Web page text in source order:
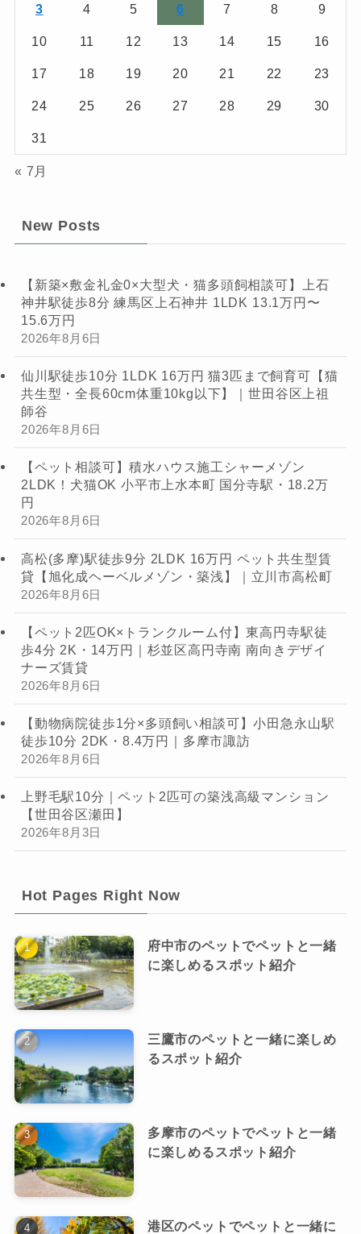
3 4 5 6 7 8 9
10 11 12 13 14 15 16
17 18 19 20 21 22 23
24 25 26 27 28 29 30
31
« 7月
New Posts
【新築×敷金礼金0×大型犬・猫多頭飼相談可】上石
神井駅徒歩8分 練馬区上石神井 1LDK 13.1万円〜
15.6万円
2026年8月6日
仙川駅徒歩10分 1LDK 16万円 猫3匹まで飼育可【猫
共生型・全長60cm体重10kg以下】｜世田谷区上祖
師谷
2026年8月6日
【ペット相談可】積水ハウス施工シャーメゾン
2LDK！犬猫OK 小平市上水本町 国分寺駅・18.2万
円
2026年8月6日
高松(多摩)駅徒歩9分 2LDK 16万円 ペット共生型賃
貸【旭化成ヘーベルメゾン・築浅】｜立川市高松町
2026年8月6日
【ペット2匹OK×トランクルーム付】東高円寺駅徒
歩4分 2K・14万円｜杉並区高円寺南 南向きデザイ
ナーズ賃貸
2026年8月6日
【動物病院徒歩1分×多頭飼い相談可】小田急永山駅
徒歩10分 2DK・8.4万円｜多摩市諏訪
2026年8月6日
上野毛駅10分｜ペット2匹可の築浅高級マンション
【世田谷区瀬田】
2026年8月3日
Hot Pages Right Now
府中市のペットでペットと一緒
に楽しめるスポット紹介
三鷹市のペットと一緒に楽しめ
るスポット紹介
多摩市のペットでペットと一緒
に楽しめるスポット紹介
港区のペットでペットと一緒に